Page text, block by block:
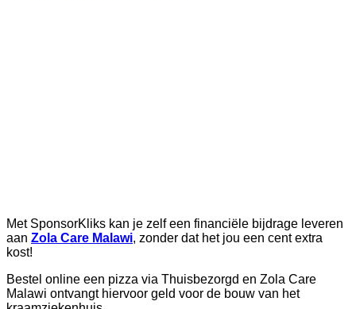
Met SponsorKliks kan je zelf een financiële bijdrage leveren
aan Zola Care Malawi, zonder dat het jou een cent extra
kost!
Bestel online een pizza via Thuisbezorgd en Zola Care
Malawi ontvangt hiervoor geld voor de bouw van het